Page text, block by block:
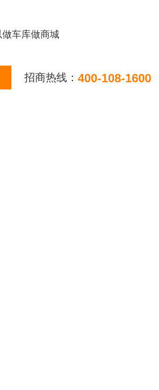
车库做商城
招商热线： 400-108-1600